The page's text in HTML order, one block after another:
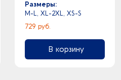
Размеры:
M-L, XL-2XL, XS-S
729 руб.
В корзину